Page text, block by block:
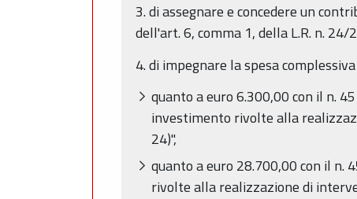
3. di assegnare e concedere un
dell'art. 6, comma 1, della L.R. n.
4. di impegnare la spesa
quanto a euro 6.300,00 con il n.
investimento rivolte alla
24)",
quanto a euro 28.700,00 con il
rivolte alla realizzazione di